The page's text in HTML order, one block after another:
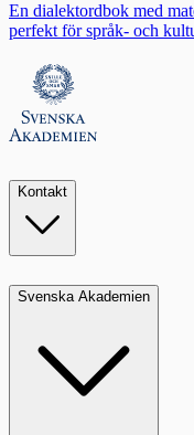
En dialektordbok med
perfekt för språk- och
Kontakt
Svenska Akademien